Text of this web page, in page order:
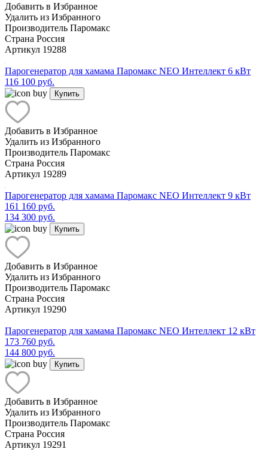
Добавить в Избранное
Удалить из Избранного
Производитель Паромакс
Страна Россия
Артикул 19288
Парогенератор для хамама Паромакс NEO Интеллект 6 кВт
116 100 руб.
Купить
Добавить в Избранное
Удалить из Избранного
Производитель Паромакс
Страна Россия
Артикул 19289
Парогенератор для хамама Паромакс NEO Интеллект 9 кВт
161 160 руб.
134 300 руб.
Купить
Добавить в Избранное
Удалить из Избранного
Производитель Паромакс
Страна Россия
Артикул 19290
Парогенератор для хамама Паромакс NEO Интеллект 12 кВт
173 760 руб.
144 800 руб.
Купить
Добавить в Избранное
Удалить из Избранного
Производитель Паромакс
Страна Россия
Артикул 19291